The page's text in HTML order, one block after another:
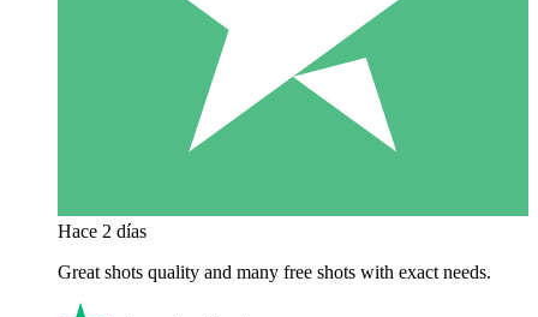
Hace 2 días
Great shots quality and many free shots with exact needs.